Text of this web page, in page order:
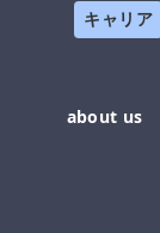
キャリア
about us